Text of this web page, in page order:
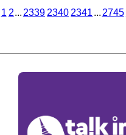
1 2... 2339 2340 2341 ... 2745